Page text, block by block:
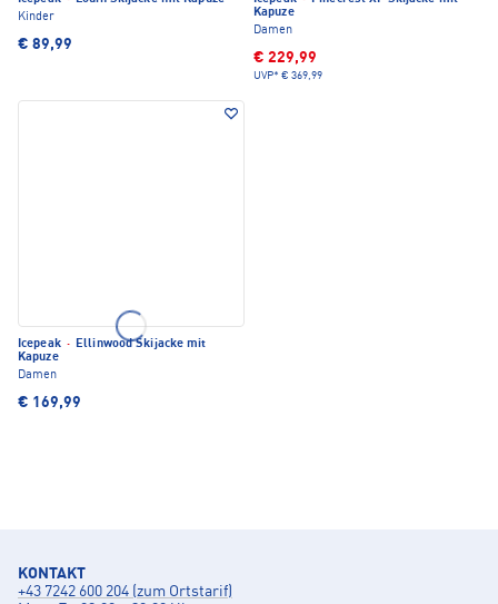
Kinder
€ 89,99
Kapuze
Damen
€ 229,99
UVP* € 369,99
Icepeak · Ellinwood Skijacke mit
Kapuze
Damen
€ 169,99
KONTAKT
+43 7242 600 204 (zum Ortstarif)